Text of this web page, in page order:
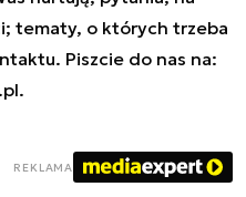
tematy, o których trzeba
Piszcie do nas na:
.
REKLAMA